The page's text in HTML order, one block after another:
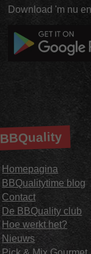
Download 'm nu
BBQuality
Homepagina
BBQualitytime blog
Contact
De BBQuality club
Hoe werkt het?
Nieuws